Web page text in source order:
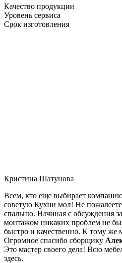
Качество продукции
Уровень сервиса
Срок изготовления
Кристина Шатунова
Всем, кто еще выбирает
советую Кухни мол! Не
спальню. Начиная с обсуждения
монтажом никаких проблем не
быстро и качественно. К тому же
Огромное спасибо сборщику
Это мастер своего дела! Всю
здесь.